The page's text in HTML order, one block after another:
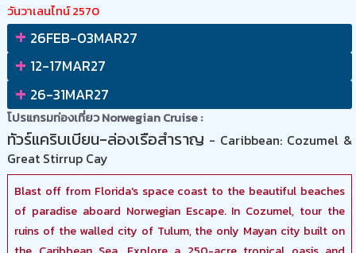
วันวาเลนไทน์ 2570
+ 26FEB-03MAR27
+ 12-17MAR27
+ 26-31MAR27
โปรแกรมท่องเที่ยว Norwegian Cruise :
ทัวร์แคริบเบียน-ล่องเรือสำราญ - Caribbean: Cozumel &
Great Stirrup Cay
Blast off from Florida's space coast to the beautiful beaches
of paradise aboard Norwegian Escape. In Cozumel, tour the
ruins of the walled city of Tulum, the only Mayan city built on